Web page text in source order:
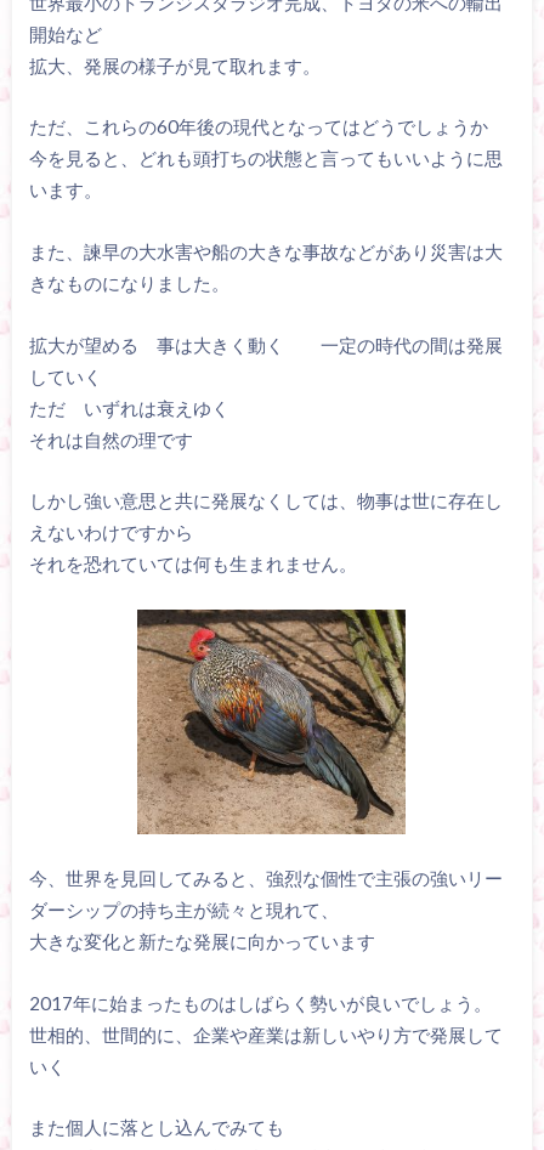
開始など
拡大、発展の様子が見て取れます。
ただ、これらの60年後の現代となってはどうでしょうか
今を見ると、どれも頭打ちの状態と言ってもいいように思
います。
また、諫早の大水害や船の大きな事故などがあり災害は大
きなものになりました。
拡大が望める 事は大きく動く 一定の時代の間は発展
していく
ただ いずれは衰えゆく
それは自然の理です
しかし強い意思と共に発展なくしては、物事は世に存在し
えないわけですから
それを恐れていては何も生まれません。
今、世界を見回してみると、強烈な個性で主張の強いリー
ダーシップの持ち主が続々と現れて、
大きな変化と新たな発展に向かっています
2017年に始まったものはしばらく勢いが良いでしょう。
世相的、世間的に、企業や産業は新しいやり方で発展して
いく
また個人に落とし込んでみても